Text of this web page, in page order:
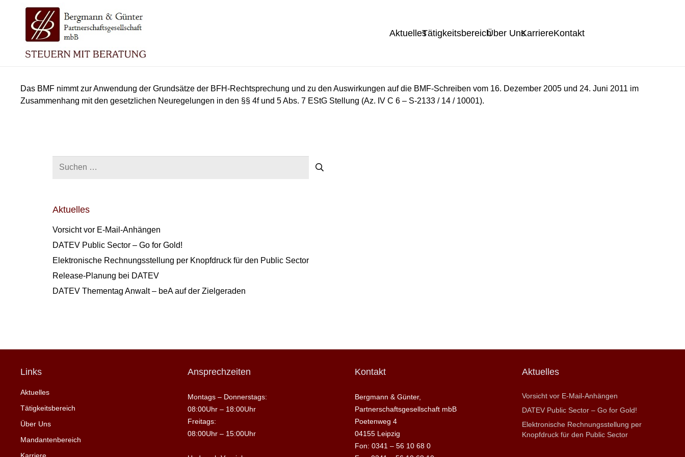
AktuellesTätigkeitsbereichÜber UnsKarriereKontakt
Das BMF nimmt zur Anwendung der Grundsätze der BFH-Rechtsprechung und zu den Auswirkungen auf die BMF-Schreiben vom 16. Dezember 2005 und 24. Juni 2011 im
Zusammenhang mit den gesetzlichen Neuregelungen in den §§ 4f und 5 Abs. 7 EStG Stellung (Az. IV C 6 – S-2133 / 14 / 10001).
Aktuelles
Vorsicht vor E-Mail-Anhängen
DATEV Public Sector – Go for Gold!
Elektronische Rechnungsstellung per Knopfdruck für den Public Sector
Release-Planung bei DATEV
DATEV Thementag Anwalt – beA auf der Zielgeraden
Links
Aktuelles
Tätigkeitsbereich
Über Uns
Mandantenbereich
Ansprechzeiten
Montags – Donnerstags:
08:00Uhr – 18:00Uhr
Freitags:
08:00Uhr – 15:00Uhr
Kontakt
Bergmann & Günter,
Partnerschaftsgesellschaft mbB
Poetenweg 4
04155 Leipzig
Fon: 0341 – 56 10 68 0
Aktuelles
Vorsicht vor E-Mail-Anhängen
DATEV Public Sector – Go for Gold!
Elektronische Rechnungsstellung per
Knopfdruck für den Public Sector